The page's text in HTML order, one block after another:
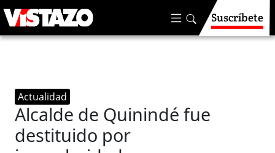
Suscríbete
Actualidad
Alcalde de Quinindé fue
destituido por